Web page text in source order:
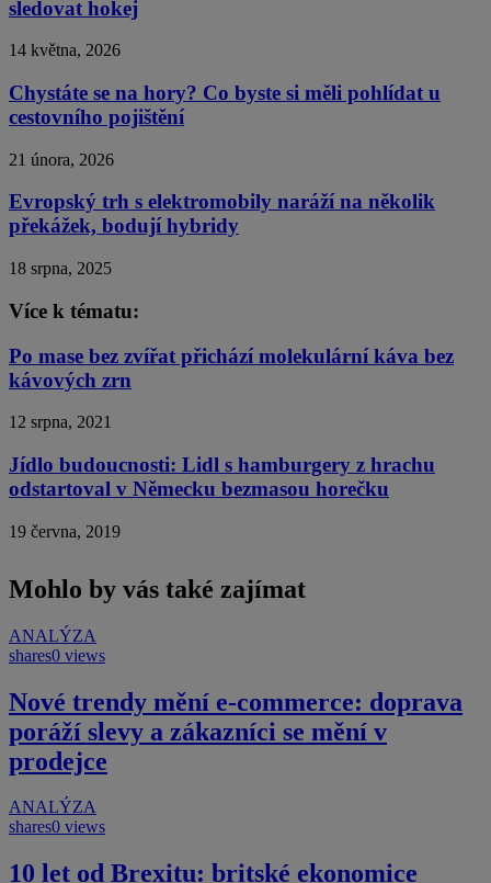
sledovat hokej
14 května, 2026
Chystáte se na hory? Co byste si měli pohlídat u
cestovního pojištění
21 února, 2026
Evropský trh s elektromobily naráží na několik
překážek, bodují hybridy
18 srpna, 2025
Více k tématu:
Po mase bez zvířat přichází molekulární káva bez
kávových zrn
12 srpna, 2021
Jídlo budoucnosti: Lidl s hamburgery z hrachu
odstartoval v Německu bezmasou horečku
19 června, 2019
Mohlo by vás také zajímat
ANALÝZA
shares0 views
Nové trendy mění e-commerce: doprava
poráží slevy a zákazníci se mění v
prodejce
ANALÝZA
shares0 views
10 let od Brexitu: britské ekonomice